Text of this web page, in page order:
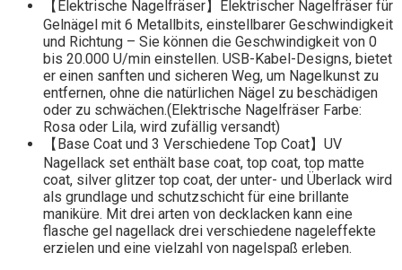
【Elektrische Nagelfräser】Elektrischer Nagelfräser für
Gelnägel mit 6 Metallbits, einstellbarer Geschwindigkeit
und Richtung – Sie können die Geschwindigkeit von 0
bis 20.000 U/min einstellen. USB-Kabel-Designs, bietet
er einen sanften und sicheren Weg, um Nagelkunst zu
entfernen, ohne die natürlichen Nägel zu beschädigen
oder zu schwächen.(Elektrische Nagelfräser Farbe:
Rosa oder Lila, wird zufällig versandt)
【Base Coat und 3 Verschiedene Top Coat】UV
Nagellack set enthält base coat, top coat, top matte
coat, silver glitzer top coat, der unter- und Überlack wird
als grundlage und schutzschicht für eine brillante
maniküre. Mit drei arten von decklacken kann eine
flasche gel nagellack drei verschiedene nageleffekte
erzielen und eine vielzahl von nagelspaß erleben.